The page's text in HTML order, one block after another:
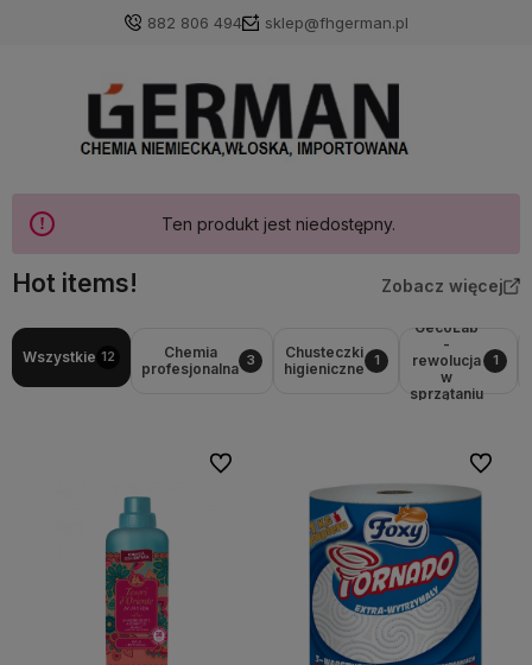
882 806 494 sklep@fhgerman.pl
Ten produkt jest niedostępny.
Hot items! Zobacz więcej
Wszystkie 12
Chemia
profesjonalna 3
Chusteczki
higieniczne
1
GecoLab
-
rewolucja
w
sprzątaniu
1
Do ulubionych Do